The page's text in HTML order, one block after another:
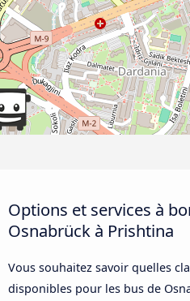
Options et services à
Osnabrück à Prishtina
Vous souhaitez savoir quelles
disponibles pour les bus de